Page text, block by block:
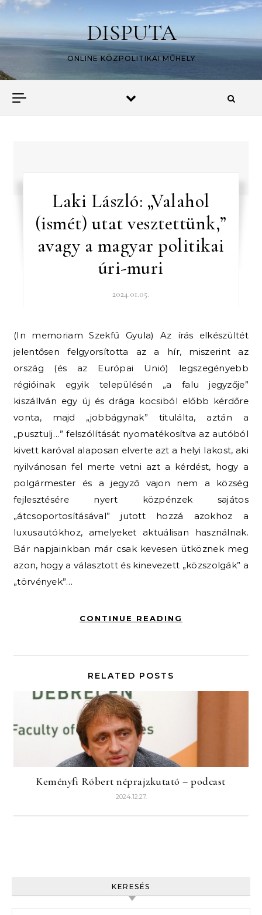
Skip to content
DISPUTA
ONLINE KÖZPOLITIKAI MŰHELY
Laki László: „Valahol
(ismét) utat vesztettünk,”
avagy a magyar politikai
úri-muri
2024.01.05.
(In memoriam Szekfű Gyula) Az írás elkészültét
jelentősen felgyorsította az a hír, miszerint az
ország (és az Európai Unió) legszegényebb
régióinak egyik településén „a falu jegyzője”
kiszállván egy új és drága kocsiból előbb kérdőre
vonta, majd „jobbágynak” titulálta, aztán a
„pusztulj…” felszólítását nyomatékosítva az autóból
kivett karóval alaposan elverte azt a helyi lakost, aki
nyilvánosan fel merte vetni azt a kérdést, hogy a
polgármester és a jegyző vajon nem a község
fejlesztésére nyert közpénzek sajátos
„átcsoportosításával” jutott hozzá azokhoz a
luxusautókhoz, amelyeket aktuálisan használnak.
Bár napjainkban már csak kevesen ütköznek meg
azon, hogy a választott és kinevezett „közszolgák” a
„törvények”…
CONTINUE READING
RELATED POSTS
Keményfi Róbert néprajzkutató – podcast
2024.12.27.
KERESÉS